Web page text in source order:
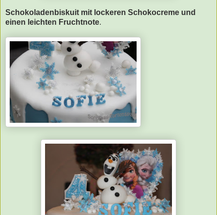
Schokoladenbiskuit mit lockeren Schokocreme und
einen leichten Fruchtnote.